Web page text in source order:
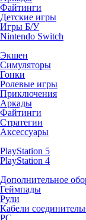
Файтинги
Детские игры
Игры Б/У
Nintendo Switch
Экшен
Симуляторы
Гонки
Ролевые игры
Приключения
Аркады
Файтинги
Стратегии
Аксессуары
PlayStation 5
PlayStation 4
Дополнительное
Геймпады
Рули
Кабели
PC